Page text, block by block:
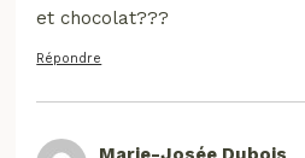
et chocolat???
Répondre